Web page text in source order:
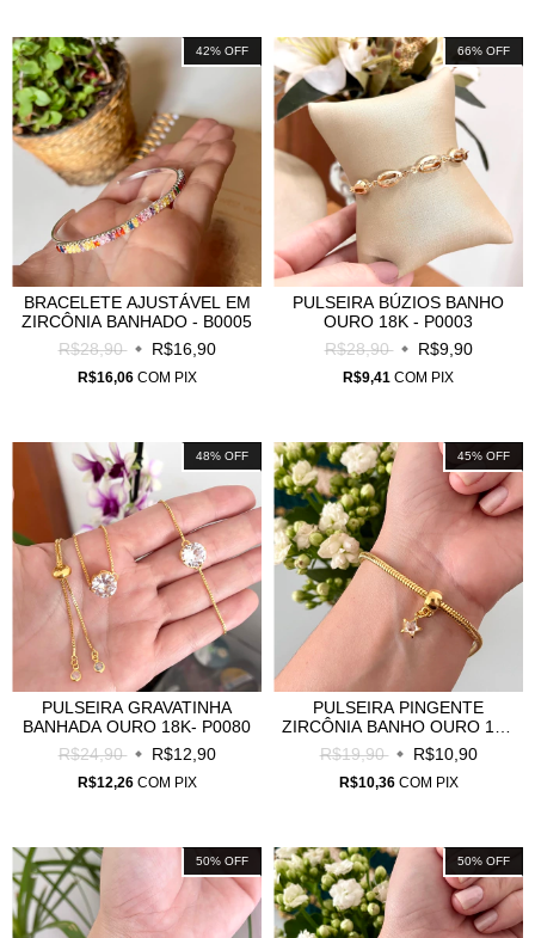
42% OFF
BRACELETE AJUSTÁVEL EM
ZIRCÔNIA BANHADO - B0005
R$28,90
R$16,90
R$16,06 COM PIX
66% OFF
PULSEIRA BÚZIOS BANHO
OURO 18K - P0003
R$28,90
R$9,90
R$9,41 COM PIX
48% OFF
PULSEIRA GRAVATINHA
BANHADA OURO 18K- P0080
R$24,90
R$12,90
R$12,26 COM PIX
45% OFF
PULSEIRA PINGENTE
ZIRCÔNIA BANHO OURO 18K
- P0039
R$19,90 R$10,90
R$10,36 COM PIX
50% OFF 50% OFF